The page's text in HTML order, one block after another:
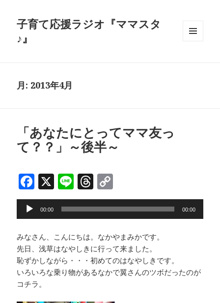
子育て応援ラジオ『ママスタ
♪』
月: 2013年4月
「あなたにとってママ友っ
て？？」～後半～
F
a
c
e
b
o
o
k
X Li
n
e
T
h
r
e
a
d
s
o
p
y
Li
n
k
声
レ
ー
ヤ
ー
00:00 00:00
みなさん、こんにちは。なかやまみかです。
先日、浅草はなやしきに行って来ました。
恥ずかしながら・・・初めてのはなやしきです。
いろいろな乗り物があるなかで翼さんのツボだったのが
コチラ。